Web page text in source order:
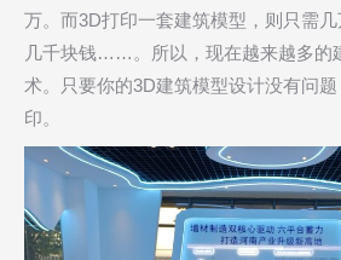
万。而3D打印一套建筑模型，则只需
几千块钱……。所以，现在越来越多的
术。只要你的3D建筑模型设计没有问
印。